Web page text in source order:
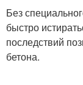
Без
быстро
последствий
бетона.